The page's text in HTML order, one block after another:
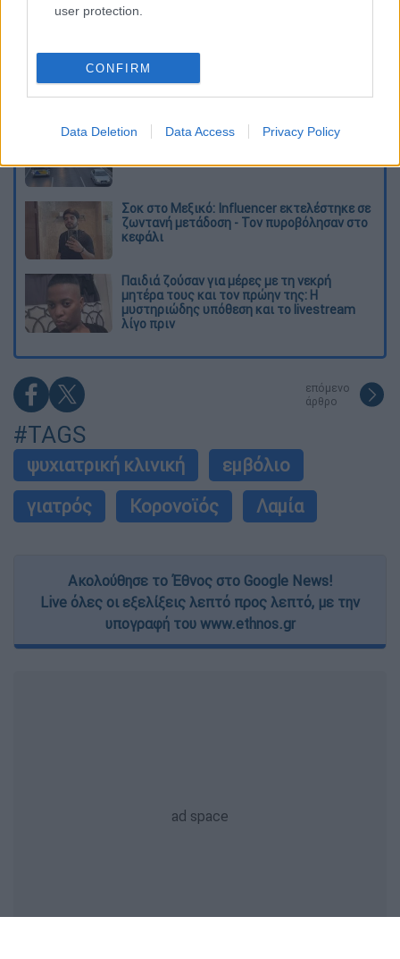
user protection.
CONFIRM
Data Deletion Data Access Privacy Policy
Διαβάστε ακόμη
Τα «γεράκια» της Ψάθας: Έσωσαν από τη
μεγάλη φωτιά τη γειτονιά που κάποτε τους
Κυνήγι χρόνου στα λεωφορεία: Δρομολόγια
Σοκ στο Μεξικό: Influencer εκτελέστηκε σε
ζωντανή μετάδοση - Τον πυροβόλησαν στο
κεφάλι
Παιδιά ζούσαν για μέρες με τη νεκρή
μητέρα τους και τον πρώην της: Η
μυστηριώδης υπόθεση και το livestream
λίγο πριν
επόμενο
άρθρο
#TAGS
ψυχιατρική κλινική
εμβόλιο
γιατρός
Κορονοϊός Λαμία
Ακολούθησε το Έθνος στο Google News!
Live όλες οι εξελίξεις λεπτό προς λεπτό, με την
υπογραφή του www.ethnos.gr